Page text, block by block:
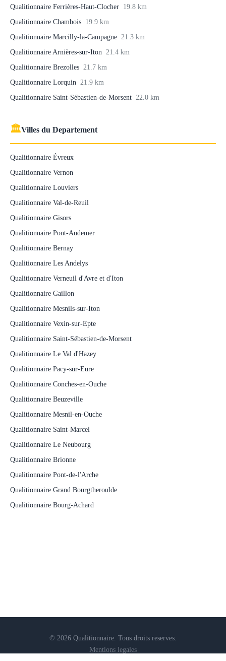
Qualitionnaire Ferrières-Haut-Clocher 19.8 km
Qualitionnaire Chambois 19.9 km
Qualitionnaire Marcilly-la-Campagne 21.3 km
Qualitionnaire Arnières-sur-Iton 21.4 km
Qualitionnaire Brezolles 21.7 km
Qualitionnaire Lorquin 21.9 km
Qualitionnaire Saint-Sébastien-de-Morsent 22.0 km
🏛Villes du Departement
Qualitionnaire Évreux
Qualitionnaire Vernon
Qualitionnaire Louviers
Qualitionnaire Val-de-Reuil
Qualitionnaire Gisors
Qualitionnaire Pont-Audemer
Qualitionnaire Bernay
Qualitionnaire Les Andelys
Qualitionnaire Verneuil d'Avre et d'Iton
Qualitionnaire Gaillon
Qualitionnaire Mesnils-sur-Iton
Qualitionnaire Vexin-sur-Epte
Qualitionnaire Saint-Sébastien-de-Morsent
Qualitionnaire Le Val d'Hazey
Qualitionnaire Pacy-sur-Eure
Qualitionnaire Conches-en-Ouche
Qualitionnaire Beuzeville
Qualitionnaire Mesnil-en-Ouche
Qualitionnaire Saint-Marcel
Qualitionnaire Le Neubourg
Qualitionnaire Brionne
Qualitionnaire Pont-de-l'Arche
Qualitionnaire Grand Bourgtheroulde
Qualitionnaire Bourg-Achard
© 2026 Qualitionnaire. Tous droits reserves.
Mentions legales